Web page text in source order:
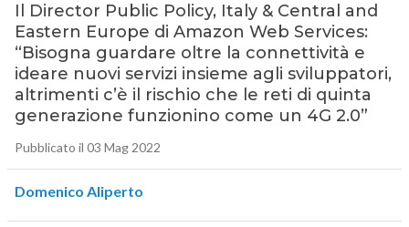
Il Director Public Policy, Italy & Central and
Eastern Europe di Amazon Web Services:
“Bisogna guardare oltre la connettività e
ideare nuovi servizi insieme agli sviluppatori,
altrimenti c’è il rischio che le reti di quinta
generazione funzionino come un 4G 2.0”
Pubblicato il 03 Mag 2022
Domenico Aliperto